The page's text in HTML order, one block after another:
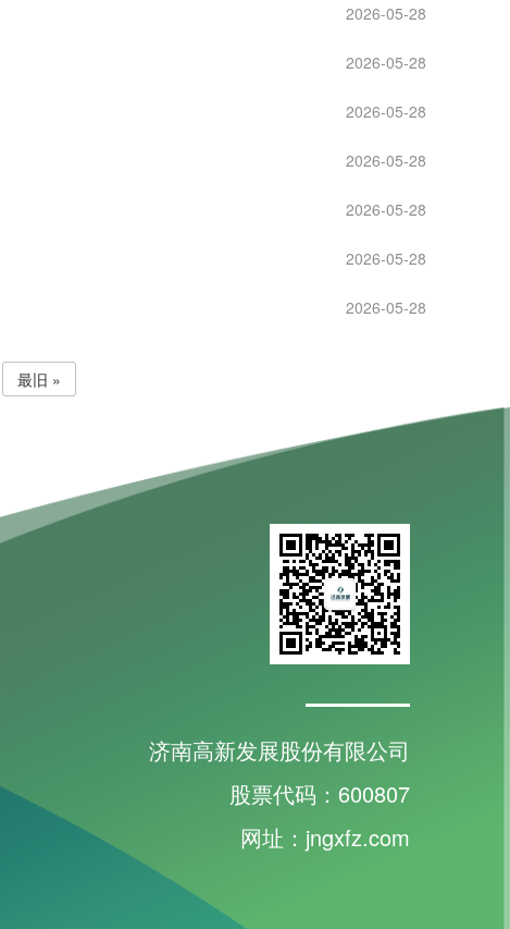
2026-05-28
2026-05-28
2026-05-28
2026-05-28
2026-05-28
2026-05-28
2026-05-28
最旧 »
济南高新发展股份有限公司
股票代码：600807
网址：jngxfz.com